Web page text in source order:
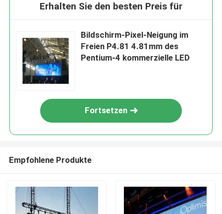
Erhalten Sie den besten Preis für
Bildschirm-Pixel-Neigung im
Freien P4.81 4.81mm des
Pentium-4 kommerzielle LED
Fortsetzen
Empfohlene Produkte